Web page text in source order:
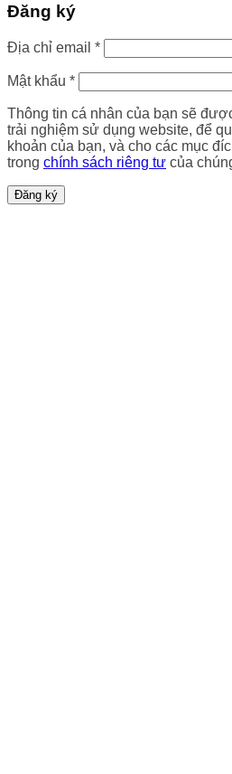
Đăng ký
Địa chỉ email *
Mật khẩu *
Thông tin cá nhân của bạn sẽ
trải nghiệm sử dụng website, để
khoản của bạn, và cho các mục
trong chính sách riêng tư của
Đăng ký